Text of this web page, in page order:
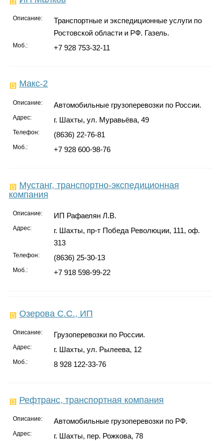
Гороскоп
Описание:
Транспортные и экспедиционные услуги по
Ростовской области и РФ. Газель.
Моб.: +7 928 753-32-11
Макс-2
Описание: Автомобильные грузоперевозки по России.
Адрес: г. Шахты, ул. Муравьёва, 49
Телефон: (8636) 22-76-81
Моб.: +7 928 600-98-76
Мустанг, транспортно-экспедиционная
компания
Описание: ИП Рафаелян Л.В.
Адрес:
г. Шахты, пр-т Победа Революции, 111, оф.
313
Телефон: (8636) 25-30-13
Моб.: +7 918 598-99-22
Озерова С.С., ИП
Описание: Грузоперевозки по России.
Адрес: г. Шахты, ул. Рылеева, 12
Моб.: 8 928 122-33-76
Рефтранс, транспортная компания
Описание: Автомобильные грузоперевозки по РФ.
Адрес: г. Шахты, пер. Рожкова, 78